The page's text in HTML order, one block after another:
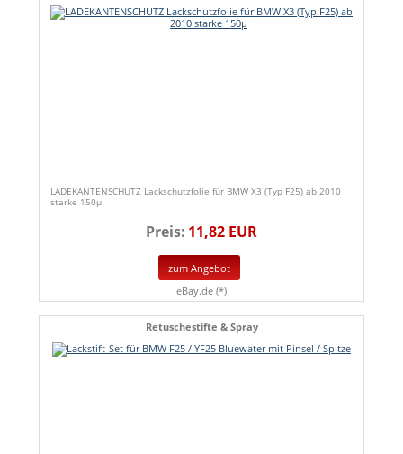
LADEKANTENSCHUTZ Lackschutzfolie für BMW X3 (Typ F25) ab 2010
starke 150µ
Preis: 11,82 EUR
zum Angebot
eBay.de (*)
Retuschestifte & Spray